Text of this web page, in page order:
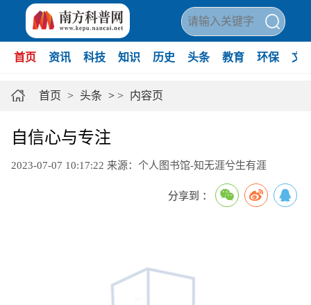
首页 资讯 科技 知识 历史 头条 教育 环保 文
首页 > 头条 > > 内容页
自信心与专注
2023-07-07 10:17:22 来源：个人图书馆-知无涯兮生有涯
分享到 ：